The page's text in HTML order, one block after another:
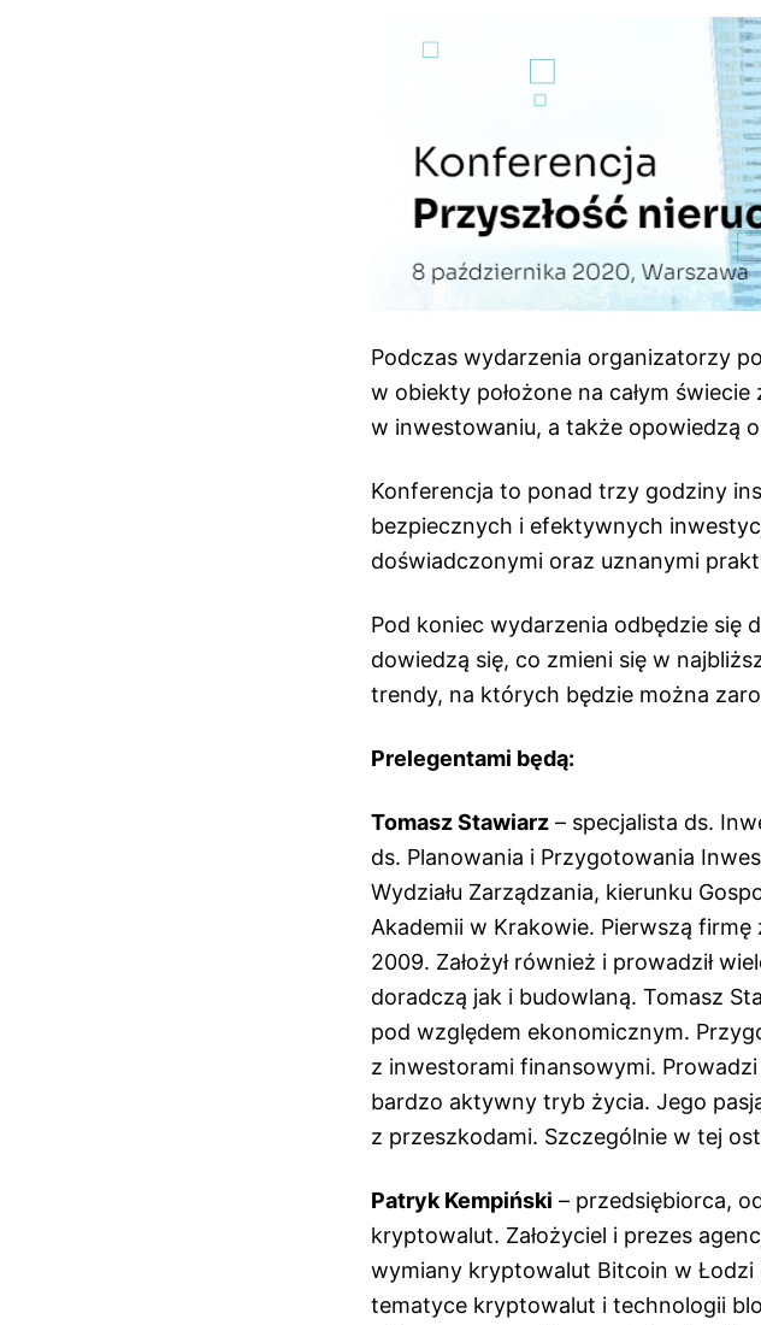
Podczas wydarzenia organizatorzy
w obiekty położone na całym
w inwestowaniu, a także opowiedzą
Konferencja to ponad trzy godziny
bezpiecznych i efektywnych
doświadczonymi oraz uznanymi
Pod koniec wydarzenia odbędzie się
dowiedzą się, co zmieni się w
trendy, na których będzie można
Prelegentami będą:
Tomasz Stawiarz – specjalista ds.
ds. Planowania i Przygotowania
Wydziału Zarządzania, kierunku
Akademii w Krakowie. Pierwszą firmę
2009. Założył również i prowadził
doradczą jak i budowlaną. Tomasz
pod względem ekonomicznym.
z inwestorami finansowymi.
bardzo aktywny tryb życia. Jego
z przeszkodami. Szczególnie w tej
Patryk Kempiński – przedsiębiorca,
kryptowalut. Założyciel i prezes
wymiany kryptowalut Bitcoin w
tematyce kryptowalut i technologii